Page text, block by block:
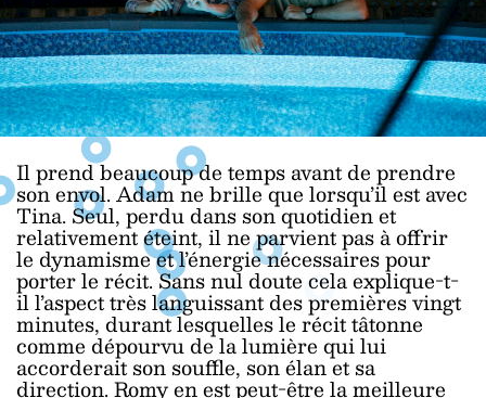
Il prend beaucoup de temps avant de prendre
son envol. Adam ne brille que lorsqu’il est avec
Tina. Seul, perdu dans son quotidien et
relativement éteint, il ne parvient pas à offrir
le dynamisme et l’énergie nécessaires pour
porter le récit. Sans nul doute cela explique-t-
il l’aspect très languissant des premières vingt
minutes, durant lesquelles le récit tâtonne
comme dépourvu de la lumière qui lui
accorderait son souffle, son élan et sa
direction. Romy en est peut-être la meilleure